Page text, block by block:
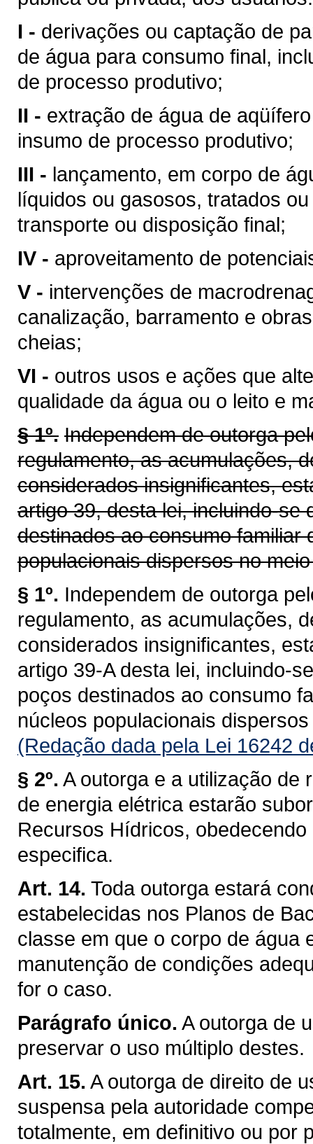
I - derivações ou captação de
de água para consumo final,
de processo produtivo;
II - extração de água de
insumo de processo produtivo;
III - lançamento, em corpo de
líquidos ou gasosos, tratados
transporte ou disposição final;
IV - aproveitamento de
V - intervenções de
canalização, barramento e
cheias;
VI - outros usos e ações que
qualidade da água ou o leito e
§ 1º. Independem de outorga
regulamento, as acumulações,
considerados insignificantes,
artigo 39, desta lei, incluindo-se
destinados ao consumo familiar
populacionais dispersos no
§ 1º. Independem de outorga
regulamento, as acumulações,
considerados insignificantes,
artigo 39-A desta lei, incluindo-
poços destinados ao consumo
núcleos populacionais
(Redação dada pela Lei 16242
§ 2º. A outorga e a utilização de
de energia elétrica estarão
Recursos Hídricos,
especifica.
Art. 14. Toda outorga estará
estabelecidas nos Planos de
classe em que o corpo de água
manutenção de condições
for o caso.
Parágrafo único. A outorga de
preservar o uso múltiplo destes.
Art. 15. A outorga de direito de
suspensa pela autoridade
totalmente, em definitivo ou por